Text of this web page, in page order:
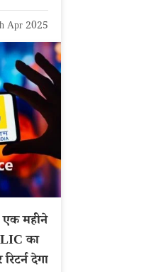
Apr 2025
महीने
LIC का
देगा